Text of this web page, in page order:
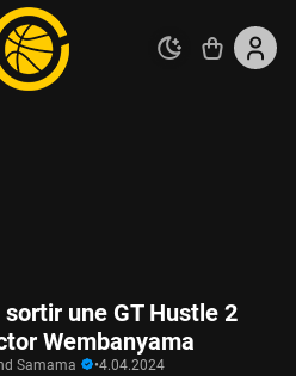
une GT Hustle 2
Wembanyama
Samama •4.04.2024